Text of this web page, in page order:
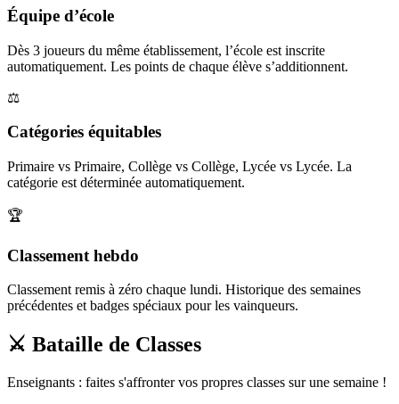
Équipe d’école
Dès 3 joueurs du même établissement, l’école est inscrite
automatiquement. Les points de chaque élève s’additionnent.
⚖️
Catégories équitables
Primaire vs Primaire, Collège vs Collège, Lycée vs Lycée. La
catégorie est déterminée automatiquement.
🏆
Classement hebdo
Classement remis à zéro chaque lundi. Historique des semaines
précédentes et badges spéciaux pour les vainqueurs.
⚔️ Bataille de Classes
Enseignants : faites s'affronter vos propres classes sur une semaine !